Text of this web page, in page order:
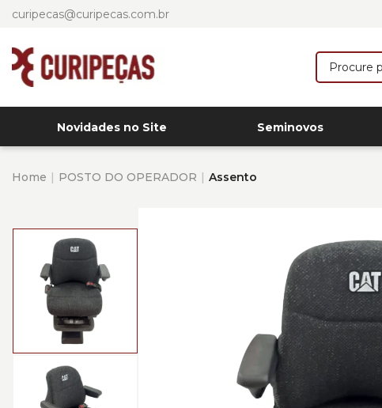
curipecas@curipecas.com.br
Novidades no Site Seminovos
Home POSTO DO OPERADOR Assento